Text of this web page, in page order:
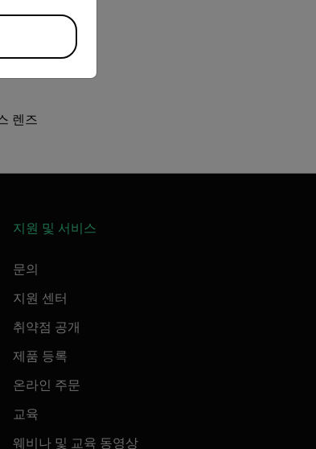
렌즈
지원 및 서비스
문의
지원 센터
취약점 공개
제품 등록
온라인 주문
교육
웨비나 및 교육 동영상